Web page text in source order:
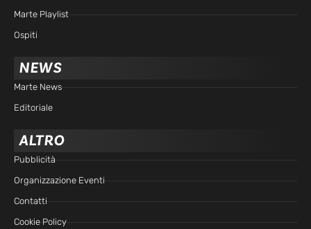
Marte Playlist
Ospiti
NEWS
Marte News
Editoriale
ALTRO
Pubblicità
Organizzazione Eventi
Contatti
Cookie Policy